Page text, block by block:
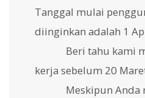
Tanggal mulai
diinginkan adalah 1
Beri tahu kami
kerja sebelum 20
Meskipun Anda